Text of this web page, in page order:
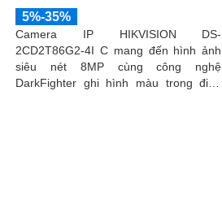
5%-35%
Camera IP HIKVISION DS-
2CD2T86G2-4I C mang đến hình ảnh
siêu nét 8MP cùng công nghệ
DarkFighter ghi hình màu trong điều